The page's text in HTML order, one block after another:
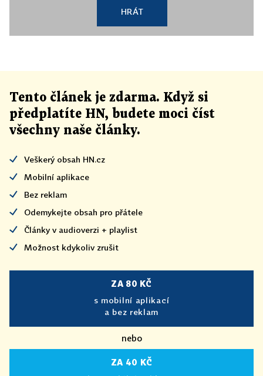
HRÁT
Tento článek je zdarma. Když si
předplatíte HN, budete moci číst
všechny naše články.
Veškerý obsah HN.cz
Mobilní aplikace
Bez reklam
Odemykejte obsah pro přátele
Články v audioverzi + playlist
Možnost kdykoliv zrušit
ZA 80 KČ
s mobilní aplikací
a bez reklam
nebo
ZA 40 KČ